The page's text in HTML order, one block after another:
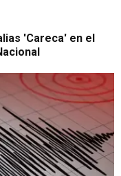
'Careca' en el